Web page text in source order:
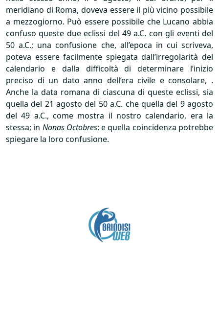
meridiano di Roma, doveva essere il più vicino possibile
a mezzogiorno. Può essere possibile che Lucano abbia
confuso queste due eclissi del 49 a.C. con gli eventi del
50 a.C.; una confusione che, all’epoca in cui scriveva,
poteva essere facilmente spiegata dall’irregolarità del
calendario e dalla difficoltà di determinare l’inizio
preciso di un dato anno dell’era civile e consolare, .
Anche la data romana di ciascuna di queste eclissi, sia
quella del 21 agosto del 50 a.C. che quella del 9 agosto
del 49 a.C., come mostra il nostro calendario, era la
stessa; in Nonas Octobres: e quella coincidenza potrebbe
spiegare la loro confusione.